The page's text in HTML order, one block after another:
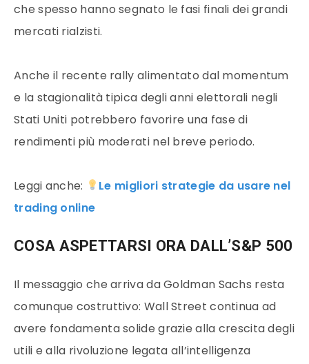
che spesso hanno segnato le fasi finali dei grandi
mercati rialzisti.
Anche il recente rally alimentato dal momentum
e la stagionalità tipica degli anni elettorali negli
Stati Uniti potrebbero favorire una fase di
rendimenti più moderati nel breve periodo.
Leggi anche:
Le migliori strategie da usare nel
trading online
COSA ASPETTARSI ORA DALL’S&P 500
Il messaggio che arriva da Goldman Sachs resta
comunque costruttivo: Wall Street continua ad
avere fondamenta solide grazie alla crescita degli
utili e alla rivoluzione legata all’intelligenza